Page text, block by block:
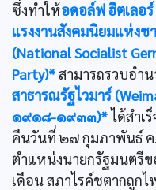
ซึ่งทำให้อดอล์ฟ ฮิตเลอ
แรงงานสังคมนิยมแห่งช
(National Socialist
Party)*สามารถรวบอำ
สาธารณรัฐไวมาร์
๑๙๑๘-๑๙๓๓)*ได้สำเ
คืนวันที่ ๒๗ กุมภาพันธ์ ค
ตำแหน่งนายกรัฐมนตรีข
เดือน สภาไรค์ชตากถูก